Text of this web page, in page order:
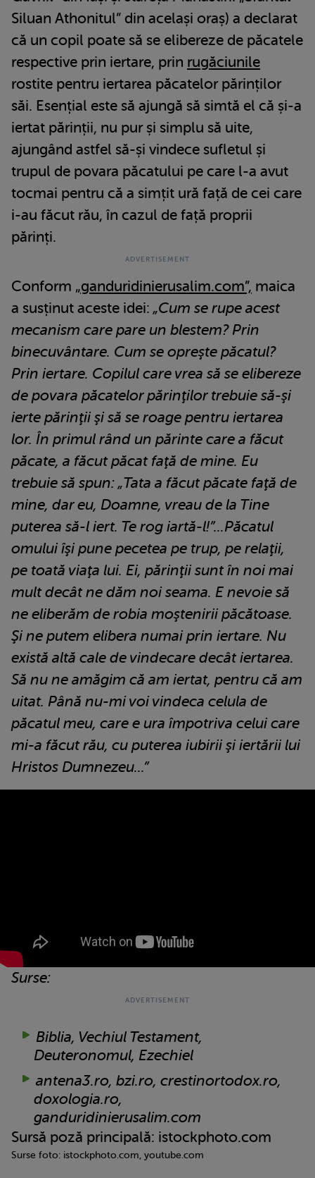
Siluan Athonitul” din același oraș) a declarat
că un copil poate să se elibereze de păcatele
respective prin iertare, prin rugăciunile
rostite pentru iertarea păcatelor părinților
săi. Esențial este să ajungă să simtă el că și-a
iertat părinții, nu pur și simplu să uite,
ajungând astfel să-și vindece sufletul și
trupul de povara păcatului pe care l-a avut
tocmai pentru că a simțit ură față de cei care
i-au făcut rău, în cazul de față proprii
părinți.
Conform „ganduridinierusalim.com”, maica
a susținut aceste idei: „Cum se rupe acest
mecanism care pare un blestem? Prin
binecuvântare. Cum se opreşte păcatul?
Prin iertare. Copilul care vrea să se elibereze
de povara păcatelor părinţilor trebuie să-şi
ierte părinţii şi să se roage pentru iertarea
lor. În primul rând un părinte care a făcut
păcate, a făcut păcat faţă de mine. Eu
trebuie să spun: „Tata a făcut păcate faţă de
mine, dar eu, Doamne, vreau de la Tine
puterea să-l iert. Te rog iartă-l!”...Păcatul
omului îşi pune pecetea pe trup, pe relaţii,
pe toată viaţa lui. Ei, părinţii sunt în noi mai
mult decât ne dăm noi seama. E nevoie să
ne eliberăm de robia moştenirii păcătoase.
Şi ne putem elibera numai prin iertare. Nu
există altă cale de vindecare decât iertarea.
Să nu ne amăgim că am iertat, pentru că am
uitat. Până nu-mi voi vindeca celula de
păcatul meu, care e ura împotriva celui care
mi-a făcut rău, cu puterea iubirii şi iertării lui
Hristos Dumnezeu...”
Surse:
Biblia, Vechiul Testament,
Deuteronomul, Ezechiel
antena3.ro, bzi.ro, crestinortodox.ro,
doxologia.ro,
ganduridinierusalim.com
Sursă poză principală: istockphoto.com
Surse foto: istockphoto.com, youtube.com